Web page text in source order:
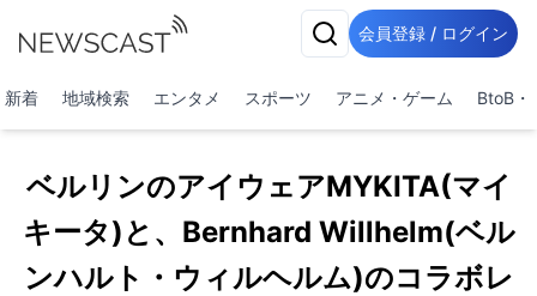
会員登録 / ログイン
新着 地域検索 エンタメ スポーツ アニメ・ゲーム BtoB・
ベルリンのアイウェアMYKITA(マイ
キータ)と、Bernhard Willhelm(ベル
ンハルト・ウィルヘルム)のコラボレ